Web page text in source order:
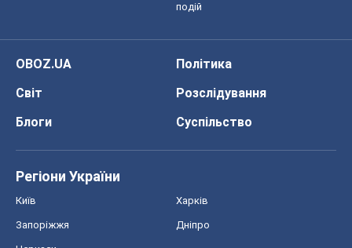
подій
OBOZ.UA
Політика
Світ
Розслідування
Блоги
Суспільство
Регіони України
Київ Харків
Запоріжжя Дніпро